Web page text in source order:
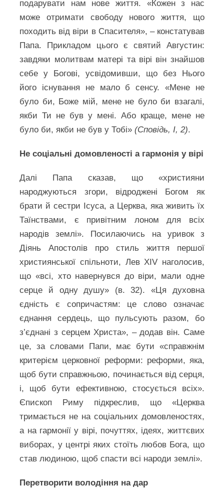
подарувати нам нове життя. «Кожен з нас
може отримати свободу нового життя, що
походить від віри в Спасителя», – констатував
Папа. Прикладом цього є святий Августин:
завдяки молитвам матері та вірі він знайшов
себе у Богові, усвідомивши, що без Нього
його існування не мало б сенсу. «Мене не
було би, Боже мій, мене не було би взагалі,
якби Ти не був у мені. Або краще, мене не
було би, якби не був у Тобі»(Сповідь, I, 2).
Не соціальні домовленості а гармонія у вірі
Далі Папа сказав, що «християни
народжуються згори, відроджені Богом як
брати й сестри Ісуса, а Церква, яка живить їх
Таїнствами, є привітним лоном для всіх
народів землі». Посилаючись на уривок з
Діянь Апостолів про стиль життя першої
християнської спільноти, Лев XIV наголосив,
що «всі, хто навернувся до віри, мали одне
серце й одну душу» (в. 32). «Ця духовна
єдність є сопричастям: це слово означає
єднання сердець, що пульсують разом, бо
з’єднані з серцем Христа», – додав він. Саме
це, за словами Папи, має бути «справжнім
критерієм церковної реформи: реформи, яка,
щоб бути справжньою, починається від серця,
і, щоб бути ефективною, стосується всіх».
Єпископ Риму підкреслив, що «Церква
тримається не на соціальних домовленостях,
а на гармонії у вірі, почуттях, ідеях, життєвих
виборах, у центрі яких стоїть любов Бога, що
став людиною, щоб спасти всі народи землі».
Перетворити володіння на дар